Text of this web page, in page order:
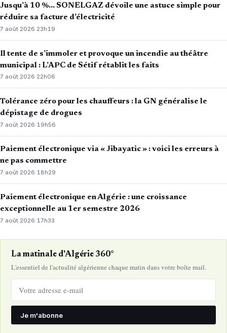
Jusqu’à 10 %… SONELGAZ dévoile une astuce simple pour
réduire sa facture d’électricité
7 août 2026·23h19
Il tente de s’immoler et provoque un incendie au théâtre
municipal : L’APC de Sétif rétablit les faits
7 août 2026·22h06
Tolérance zéro pour les chauffeurs : la GN généralise le
dépistage de drogues
7 août 2026· 19h56
Paiement électronique via « Jibayatic » : voici les erreurs à
ne pas commettre
7 août 2026·18h29
Paiement électronique en Algérie : une croissance
exceptionnelle au 1er semestre 2026
7 août 2026· 17h33
La matinale d'Algérie 360°
L'essentiel de l'actualité algérienne chaque matin dans votre boîte mail.
Je m'abonne